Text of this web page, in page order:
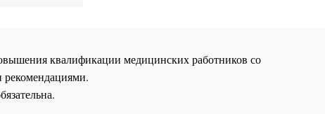
квалификации медицинских работников со